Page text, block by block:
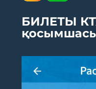
БИЛЕТЫ